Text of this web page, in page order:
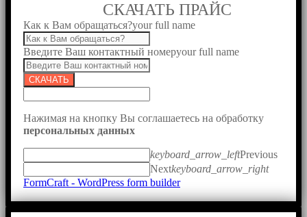
СКАЧАТЬ ПРАЙС
Как к Вам обращаться?your full name
Введите Ваш контактный номерyour full name
СКАЧАТЬ
Нажимая на кнопку Вы соглашаетесь на обработку
персональных данных
keyboard_arrow_leftPrevious
Nextkeyboard_arrow_right
FormCraft - WordPress form builder